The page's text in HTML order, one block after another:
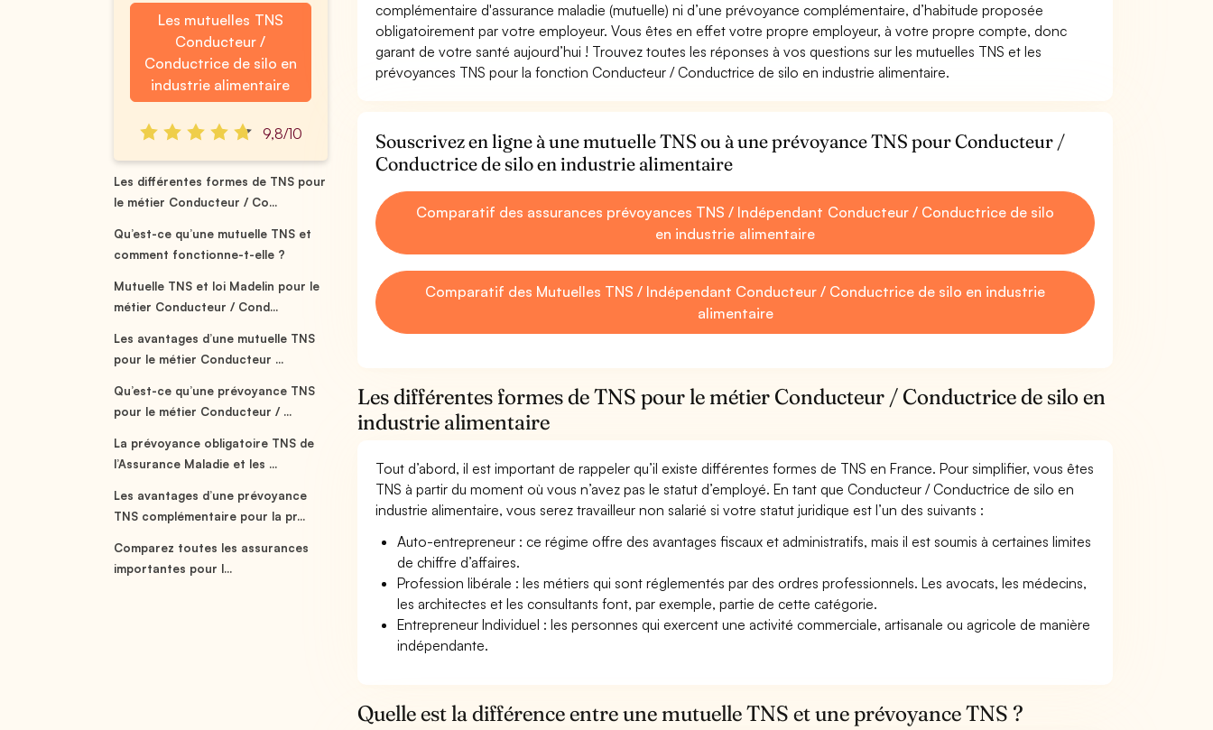
Les mutuelles TNS
Conducteur /
Conductrice de silo en
industrie alimentaire
9,8/10
Les différentes formes de TNS pour
le métier Conducteur / Co...
Qu’est-ce qu’une mutuelle TNS et
comment fonctionne-t-elle ?
Mutuelle TNS et loi Madelin pour le
métier Conducteur / Cond...
Les avantages d’une mutuelle TNS
pour le métier Conducteur ...
Qu’est-ce qu’une prévoyance TNS
pour le métier Conducteur / ...
La prévoyance obligatoire TNS de
l’Assurance Maladie et les ...
Les avantages d’une prévoyance
TNS complémentaire pour la pr...
Comparez toutes les assurances
importantes pour l...
complémentaire d'assurance maladie (mutuelle) ni d’une prévoyance complémentaire, d’habitude proposée
obligatoirement par votre employeur. Vous êtes en effet votre propre employeur, à votre propre compte, donc
garant de votre santé aujourd’hui ! Trouvez toutes les réponses à vos questions sur les mutuelles TNS et les
prévoyances TNS pour la fonction Conducteur / Conductrice de silo en industrie alimentaire.
Souscrivez en ligne à une mutuelle TNS ou à une prévoyance TNS pour Conducteur /
Conductrice de silo en industrie alimentaire
Comparatif des assurances prévoyances TNS / Indépendant Conducteur / Conductrice de silo
en industrie alimentaire
Comparatif des Mutuelles TNS / Indépendant Conducteur / Conductrice de silo en industrie
alimentaire
Les différentes formes de TNS pour le métier Conducteur / Conductrice de silo en
industrie alimentaire
Tout d’abord, il est important de rappeler qu’il existe différentes formes de TNS en France. Pour simplifier, vous êtes
TNS à partir du moment où vous n’avez pas le statut d’employé. En tant que Conducteur / Conductrice de silo en
industrie alimentaire, vous serez travailleur non salarié si votre statut juridique est l’un des suivants :
Auto-entrepreneur : ce régime offre des avantages fiscaux et administratifs, mais il est soumis à certaines limites
de chiffre d’affaires.
Profession libérale : les métiers qui sont réglementés par des ordres professionnels. Les avocats, les médecins,
les architectes et les consultants font, par exemple, partie de cette catégorie.
Entrepreneur Individuel : les personnes qui exercent une activité commerciale, artisanale ou agricole de manière
indépendante.
Quelle est la différence entre une mutuelle TNS et une prévoyance TNS ?